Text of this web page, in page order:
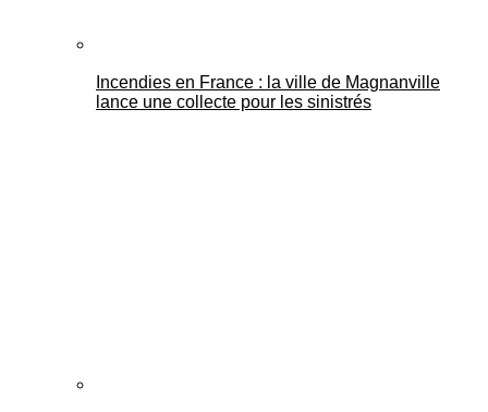
Incendies en France : la ville de Magnanville
lance une collecte pour les sinistrés